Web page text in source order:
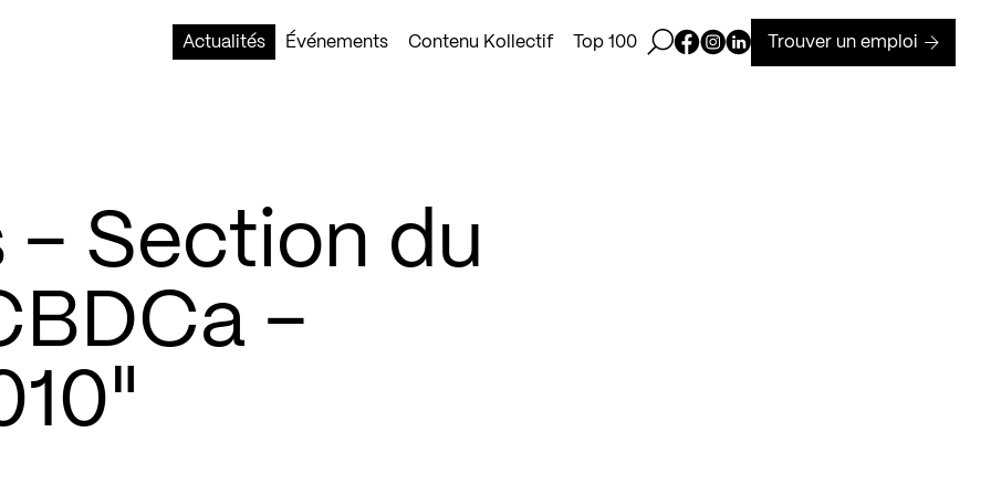
Actualités
Événements Contenu Kollectif Top 100 Ouvrir la barre de recherche
Page Facebook de Kollectif
Page Instagram de Kollectif
Page Linkedin de Kollectif
Trouver un emploi
– Section du
–